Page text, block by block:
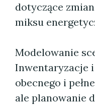
dotyczące
miksu
Modelowanie
Inwentaryzacje
obecnego i
ale planowanie